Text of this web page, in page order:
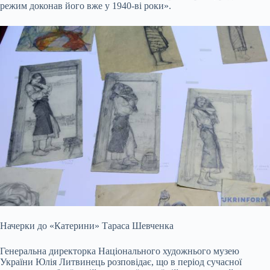
режим доконав його вже у 1940-ві роки».
Начерки до «Катерини» Тараса Шевченка
Генеральна директорка Національного художнього музею
України Юлія Литвинець розповідає, що в період сучасної